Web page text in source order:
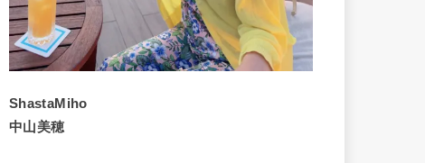
ShastaMiho
中山美穂